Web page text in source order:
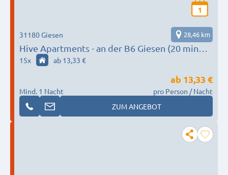
1
Hive Apartments - an der B6 Giesen (20 min
zur Messe)
31180 Giesen 28,46 km
15x ab 13,33 €
Mind. 1 Nacht
ab 13,33 €
pro Person / Nacht
ZUM ANGEBOT